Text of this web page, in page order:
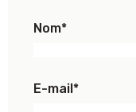
Nom*
E-mail *